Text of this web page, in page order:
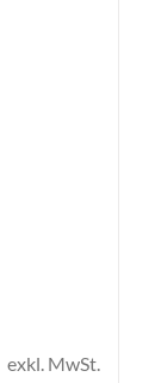
exkl. MwSt.